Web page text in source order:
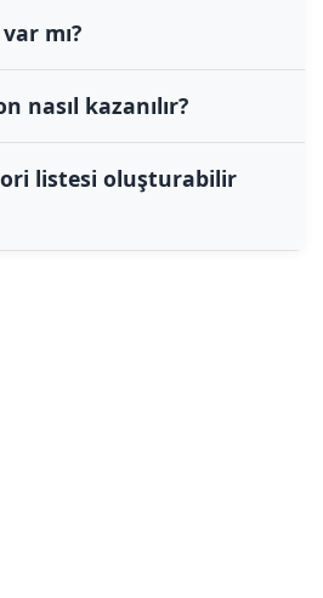
mı?
nasıl kazanılır?
listesi oluşturabilir